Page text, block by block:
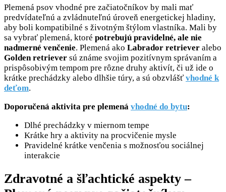
Plemená psov vhodné pre začiatočníkov by mali mať
predvídateľnú a zvládnuteľnú úroveň energetickej hladiny,
aby boli kompatibilné s životným štýlom vlastníka. Mali by
sa vybrať plemená, ktoré potrebujú pravidelné, ale nie
nadmerné venčenie. Plemená ako Labrador retriever alebo
Golden retriever sú známe svojim pozitívnym správaním a
prispôsobivým tempom pre rôzne druhy aktivít, či už ide o
krátke prechádzky alebo dlhšie túry, a sú obzvlášť vhodné k
deťom.
Doporučená aktivita pre plemená vhodné do bytu:
Dlhé prechádzky v miernom tempe
Krátke hry a aktivity na procvičenie mysle
Pravidelné krátke venčenia s možnosťou sociálnej
interakcie
Zdravotné a šľachtické aspekty –